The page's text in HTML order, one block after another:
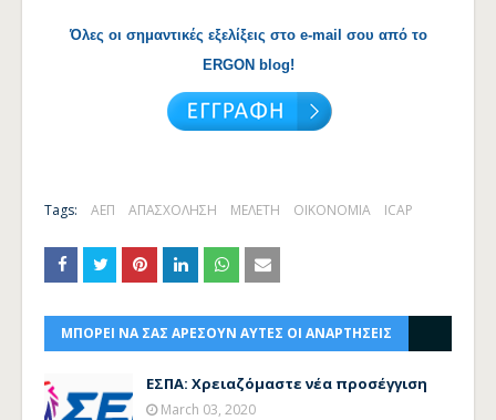
Όλες οι σημαντικές εξελίξεις στο e-mail σου από το
ERGON blog!
Tags: ΑΕΠ ΑΠΑΣΧΟΛΗΣΗ ΜΕΛΕΤΗ ΟΙΚΟΝΟΜΙΑ ICAP
ΜΠΟΡΕΙ ΝΑ ΣΑΣ ΑΡΕΣΟΥΝ ΑΥΤΕΣ ΟΙ ΑΝΑΡΤΗΣΕΙΣ
ΕΣΠΑ: Χρειαζόμαστε νέα προσέγγιση
March 03, 2020